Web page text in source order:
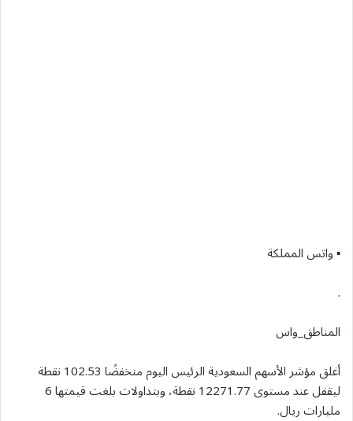
▪︎ واتس المملكة
.
المناطق_واس
أغلق مؤشر الأسهم السعودية الرئيس اليوم منخفضًا 102.53 نقطة
ليقفل عند مستوى 12271.77 نقطة، وبتداولات بلغت قيمتها 6
مليارات ريال.